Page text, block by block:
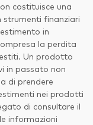
costituisce una
finanziari
in
la perdita
Un prodotto
in passato non
di prendere
nei prodotti
di consultare il
informazioni